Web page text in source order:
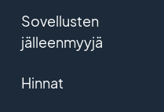
Sovellusten
jälleenmyyjä
Hinnat